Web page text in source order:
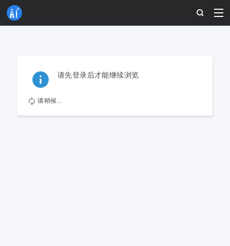
请先登录后才能继续浏览
请稍候...